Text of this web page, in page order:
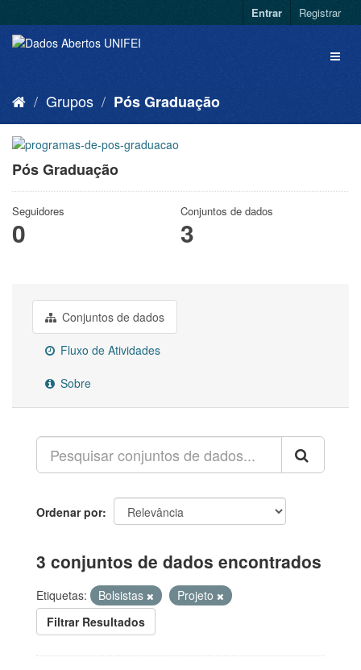
Entrar Registrar
Grupos Pós Graduação
Pós Graduação
Seguidores
0
Conjuntos de dados
3
Conjuntos de dados
Fluxo de Atividades
Sobre
Ordenar por
3 conjuntos de dados encontrados
Etiquetas: Bolsistas
Projeto
Filtrar Resultados